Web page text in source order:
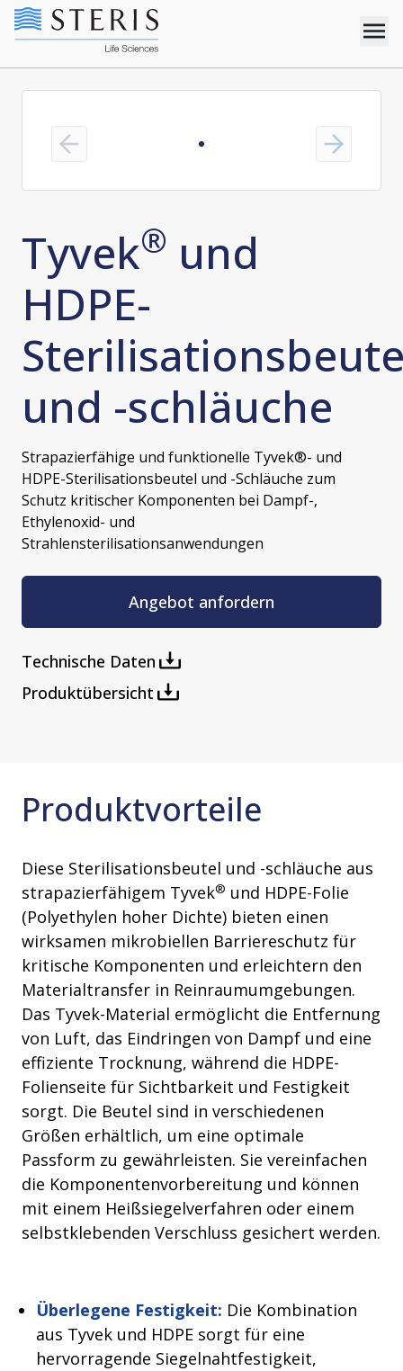
Previous slide Next slide
Tyvek® und
HDPE-
und -schläuche
Strapazierfähige und funktionelle Tyvek®- und
HDPE-Sterilisationsbeutel und -Schläuche zum
Schutz kritischer Komponenten bei Dampf-,
Ethylenoxid- und
Strahlensterilisationsanwendungen
Angebot anfordern
Technische Daten
Produktübersicht
Produktvorteile
Diese Sterilisationsbeutel und -schläuche aus
strapazierfähigem Tyvek® und HDPE-Folie
(Polyethylen hoher Dichte) bieten einen
wirksamen mikrobiellen Barriereschutz für
kritische Komponenten und erleichtern den
Materialtransfer in Reinraumumgebungen.
Das Tyvek-Material ermöglicht die Entfernung
von Luft, das Eindringen von Dampf und eine
effiziente Trocknung, während die HDPE-
Folienseite für Sichtbarkeit und Festigkeit
sorgt. Die Beutel sind in verschiedenen
Größen erhältlich, um eine optimale
Passform zu gewährleisten. Sie vereinfachen
die Komponentenvorbereitung und können
mit einem Heißsiegelverfahren oder einem
selbstklebenden Verschluss gesichert werden.
Überlegene Festigkeit: Die Kombination
aus Tyvek und HDPE sorgt für eine
hervorragende Siegelnahtfestigkeit,